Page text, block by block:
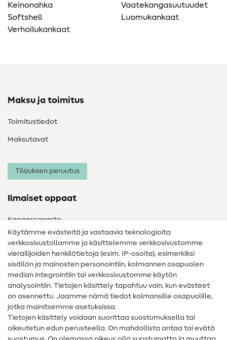
Keinonahka
Softshell
Verhoilukankaat
Vaatekangasuutuudet
Luomukankaat
Maksu ja toimitus
Toimitustiedot
Maksutavat
Tilauksen peruutus
Ilmaiset oppaat
Kangassanasto
Ompelusanasto
Ompeluohjeet
Apua ja yhteystiedot
Yhteystiedot
Tietoa omistajanvaihdoksesta
FAQ
Käytämme evästeitä ja vastaavia teknologioita
verkkosivustollamme ja käsittelemme verkkosivustomme
vierailijoiden henkilötietoja (esim. IP-osoite), esimerkiksi
sisällön ja mainosten personointiin, kolmannen osapuolen
median integrointiin tai verkkosivustomme käytön
analysointiin. Tietojen käsittely tapahtuu vain, kun evästeet
on asennettu. Jaamme nämä tiedot kolmansille osapuolille,
jotka mainitsemme asetuksissa.
Tietojen käsittely voidaan suorittaa suostumuksella tai
oikeutetun edun perusteella. On mahdollista antaa tai evätä